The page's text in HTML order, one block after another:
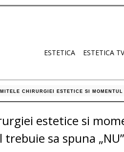
ESTETICA ESTETICA TV
CHIRURGIEI ESTETICE SI
estetice si
sa spuna „NU”